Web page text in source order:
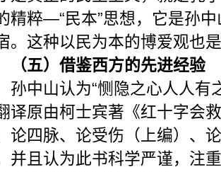
精粹—“民本”思想，它是孙
。这种以民为本的博爱观也
五）借鉴西方的先进经验
中山认为“恻隐之心人人有
译原由柯士宾著《红十字会
论四脉、论受伤（上编）、
并且认为此书科学严谨，注